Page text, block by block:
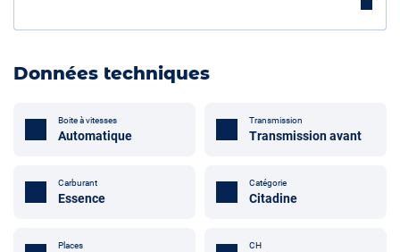
Données techniques
Boite à vitesses
Automatique
Transmission
Transmission avant
Carburant
Essence
Catégorie
Citadine
Places CH